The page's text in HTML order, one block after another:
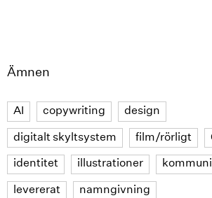
Ämnen
AI copywriting
design
digitalt skyltsystem
film/rörligt
identitet
illustrationer
levererat
namngivning